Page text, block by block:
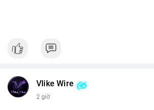
Vlike Wire
2 giờ